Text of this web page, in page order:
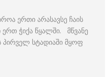
ერთი არასავსე ჩაის
ჭიქა წყალში. მწვანე
პირველ სტადიაში მყოფ